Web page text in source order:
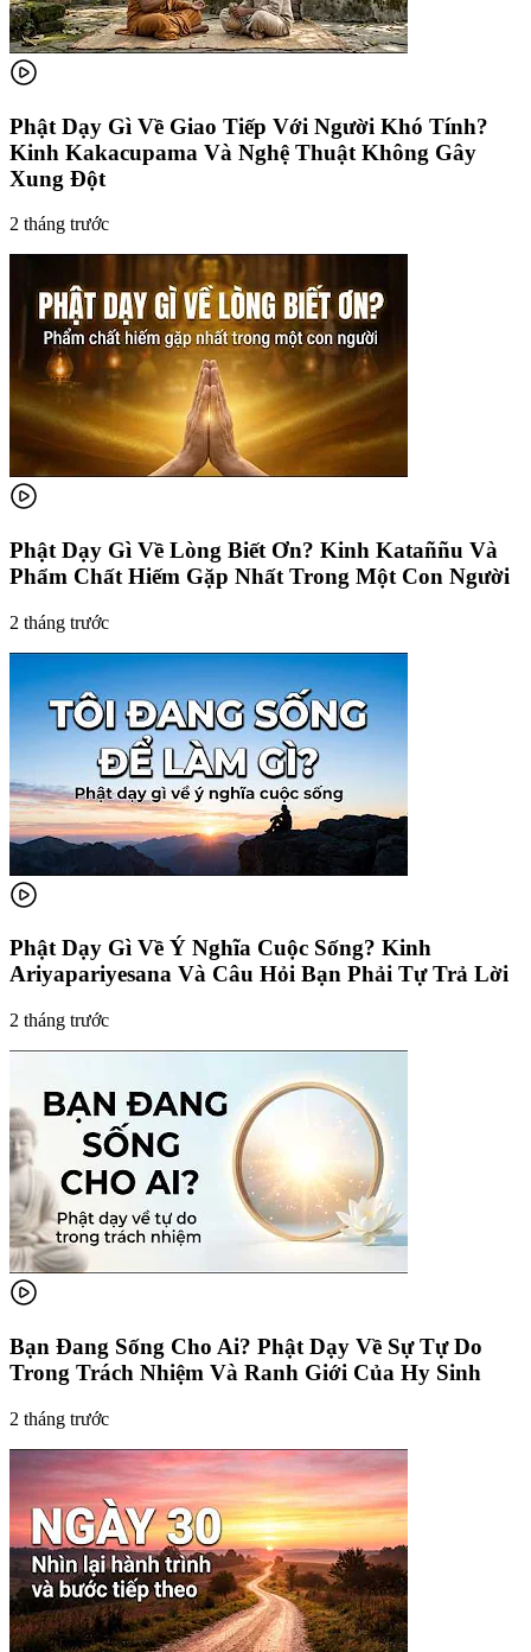
Phật Dạy Gì Về Giao Tiếp Với Người Khó Tính?
Kinh Kakacupama Và Nghệ Thuật Không Gây
Xung Đột
2 tháng trước
Phật Dạy Gì Về Lòng Biết Ơn? Kinh Kataññu Và
Phẩm Chất Hiếm Gặp Nhất Trong Một Con Người
2 tháng trước
Phật Dạy Gì Về Ý Nghĩa Cuộc Sống? Kinh
Ariyapariyesana Và Câu Hỏi Bạn Phải Tự Trả Lời
2 tháng trước
Bạn Đang Sống Cho Ai? Phật Dạy Về Sự Tự Do
Trong Trách Nhiệm Và Ranh Giới Của Hy Sinh
2 tháng trước